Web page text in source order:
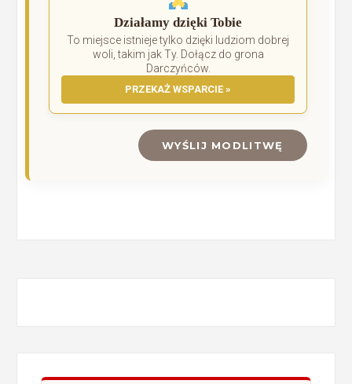
Działamy dzięki Tobie
To miejsce istnieje tylko dzięki ludziom dobrej
woli, takim jak Ty. Dołącz do grona
Darczyńców.
PRZEKAŻ WSPARCIE »
WYŚLIJ MODLITWĘ